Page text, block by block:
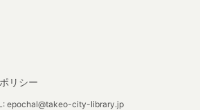
epochal@takeo-city-library.jp
リシー